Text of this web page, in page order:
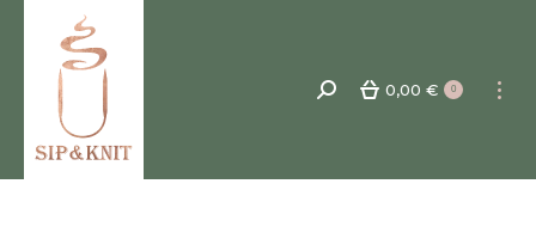
Recherche
0,00 € 0